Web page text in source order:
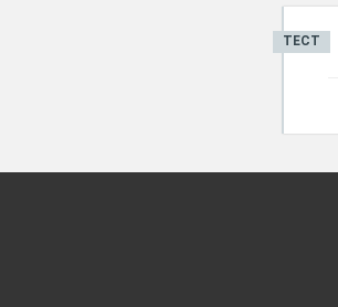
ТЕСТ